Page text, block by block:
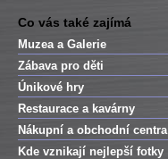
Co vás také zajímá
Muzea a Galerie
Zábava pro děti
Únikové hry
Restaurace a kavárny
Nákupní a obchodní centra
Kde vznikají nejlepší fotky